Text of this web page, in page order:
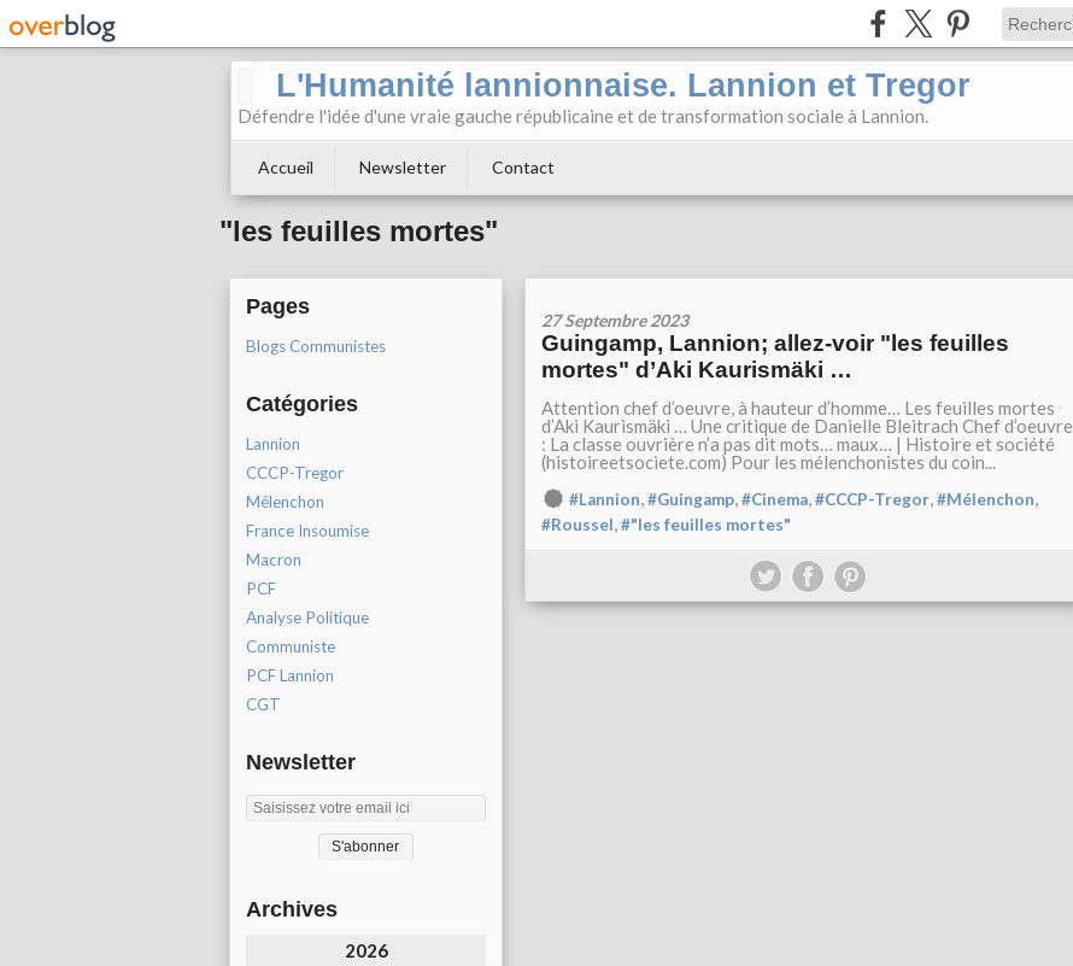
L'Humanité lannionnaise. Lannion et Tregor
Défendre l'idée d'une vraie gauche républicaine et de transformation sociale à Lannion.
Accueil Newsletter Contact
"les feuilles mortes"
Pages
Blogs Communistes
Catégories
Lannion
CCCP-Tregor
Mélenchon
France Insoumise
Macron
PCF
Analyse Politique
Communiste
PCF Lannion
CGT
Newsletter
Archives
2026
27 Septembre 2023
Guingamp, Lannion; allez-voir "les feuilles
mortes" d’Aki Kaurismäki …
Attention chef d’oeuvre, à hauteur d’homme… Les feuilles mortes
d’Aki Kaurismäki … Une critique de Danielle Bleitrach Chef d’oeuvre
: La classe ouvrière n’a pas dit mots… maux… | Histoire et société
(histoireetsociete.com) Pour les mélenchonistes du coin...
#Lannion,#Guingamp,#Cinema,#CCCP-Tregor,#Mélenchon,
#Roussel,#"les feuilles mortes"